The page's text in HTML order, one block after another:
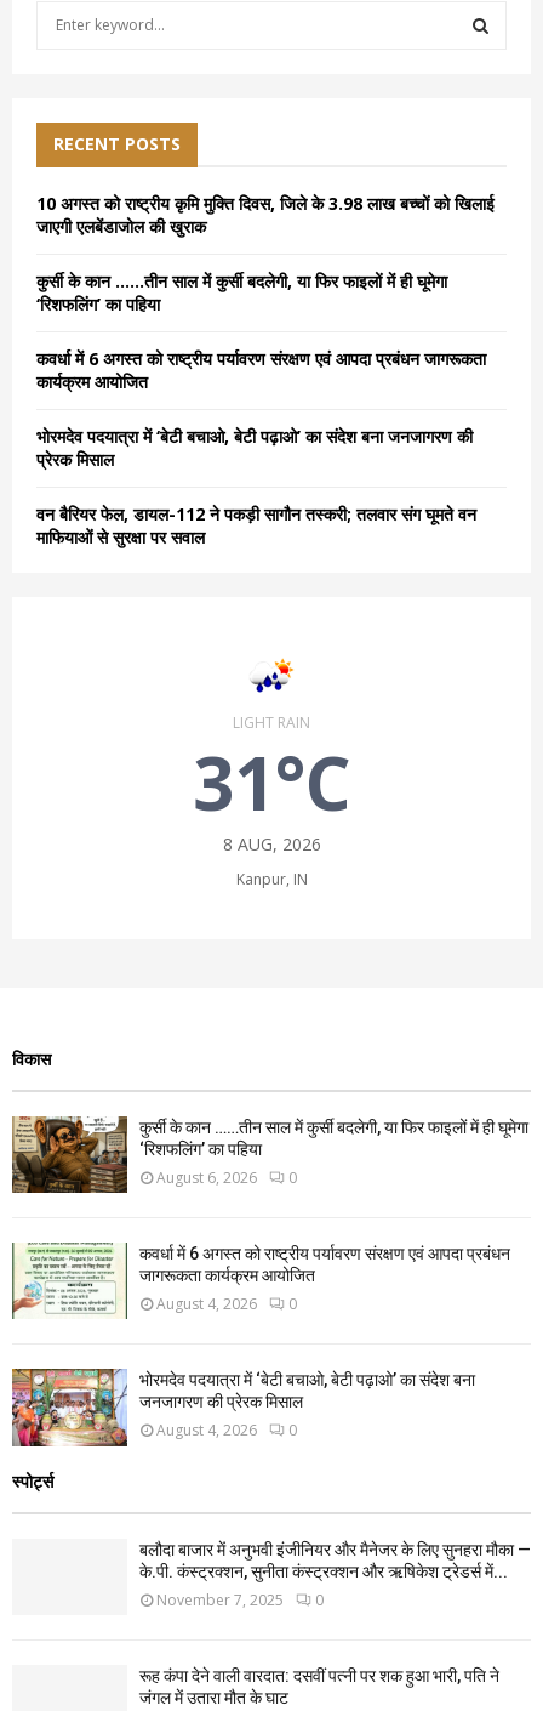
f
r
RECENT POSTS
10 अगस्त को राष्ट्रीय कृमि मुक्ति दिवस, जिले के 3.98 लाख बच्चों को खिलाई
जाएगी एलबेंडाजोल की खुराक
कुर्सी के कान ……तीन साल में कुर्सी बदलेगी, या फिर फाइलों में ही घूमेगा
‘रिशफलिंग’ का पहिया
कवर्धा में 6 अगस्त को राष्ट्रीय पर्यावरण संरक्षण एवं आपदा प्रबंधन जागरूकता
कार्यक्रम आयोजित
भोरमदेव पदयात्रा में ‘बेटी बचाओ, बेटी पढ़ाओ’ का संदेश बना जनजागरण की
प्रेरक मिसाल
वन बैरियर फेल, डायल-112 ने पकड़ी सागौन तस्करी; तलवार संग घूमते वन
माफियाओं से सुरक्षा पर सवाल
LIGHT RAIN
31°C
8 AUG, 2026
Kanpur, IN
विकास
कुर्सी के कान ……तीन साल में कुर्सी बदलेगी, या फिर फाइलों में ही घूमेगा
‘रिशफलिंग’ का पहिया
August 6, 2026 0
कवर्धा में 6 अगस्त को राष्ट्रीय पर्यावरण संरक्षण एवं आपदा प्रबंधन
जागरूकता कार्यक्रम आयोजित
August 4, 2026 0
भोरमदेव पदयात्रा में ‘बेटी बचाओ, बेटी पढ़ाओ’ का संदेश बना
जनजागरण की प्रेरक मिसाल
August 4, 2026 0
स्पोर्ट्स
बलौदा बाजार में अनुभवी इंजीनियर और मैनेजर के लिए सुनहरा मौका —
के.पी. कंस्ट्रक्शन, सुनीता कंस्ट्रक्शन और ऋषिकेश ट्रेडर्स में...
November 7, 2025 0
रूह कंपा देने वाली वारदात: दसवीं पत्नी पर शक हुआ भारी, पति ने
जंगल में उतारा मौत के घाट